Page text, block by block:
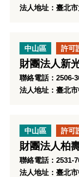
法人地址：臺北
中山區 許可
財團法人新
聯絡電話：2506-
法人地址：臺北
中山區 許可
財團法人柏
聯絡電話：2531-
法人地址：臺北